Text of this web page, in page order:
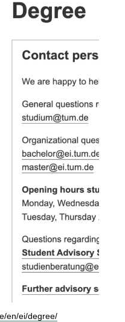
en/ei/degree/